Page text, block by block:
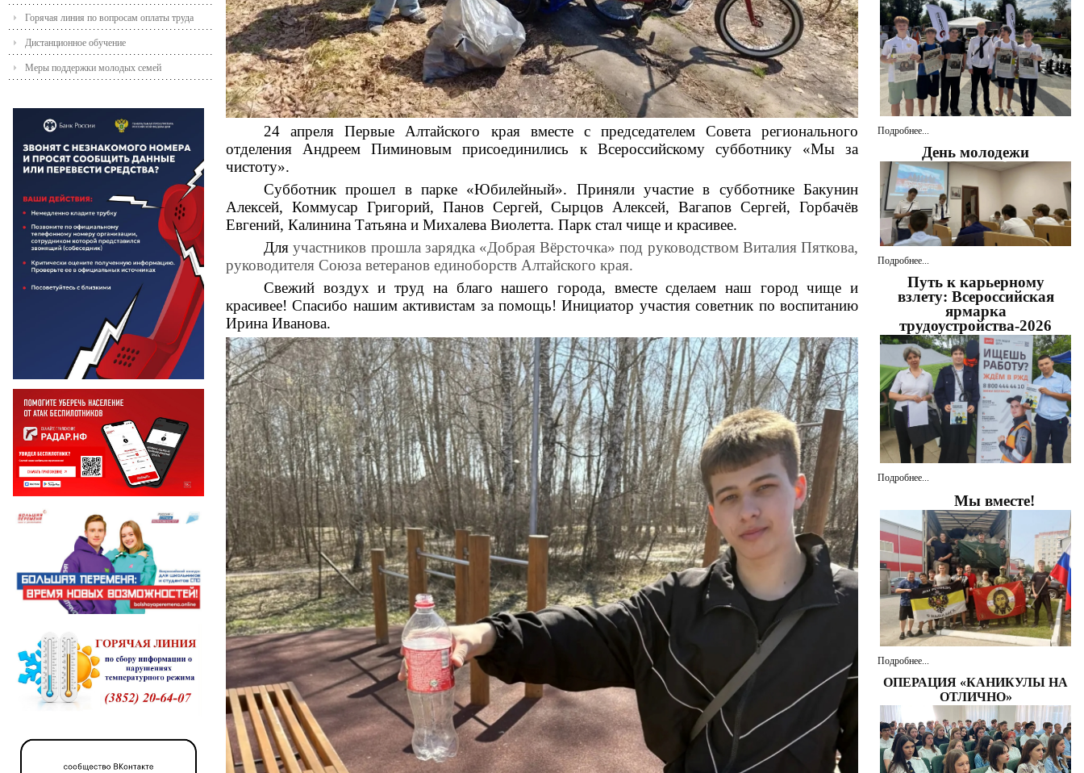
Горячая линия по вопросам оплаты труда
Дистанционное обучение
Меры поддержки молодых семей
24 апреля Первые Алтайского края вместе с председателем Совета регионального
отделения Андреем Пиминовым присоединились к Всероссийскому субботнику «Мы за
чистоту».
Субботник прошел в парке «Юбилейный». Приняли участие в субботнике Бакунин
Алексей, Коммусар Григорий, Панов Сергей, Сырцов Алексей, Вагапов Сергей, Горбачёв
Евгений, Калинина Татьяна и Михалева Виолетта. Парк стал чище и красивее.
Дляучастников прошла зарядка «Добрая Вёрсточка» под руководством Виталия Пяткова,
руководителя Союза ветеранов единоборств Алтайского края.
Свежий воздух и труд на благо нашего города, вместе сделаем наш город чище и
красивее! Спасибо нашим активистам за помощь! Инициатор участия советник по воспитанию
Ирина Иванова.
Подробнее...
День молодежи
Подробнее...
Путь к карьерному
взлету: Всероссийская
ярмарка
трудоустройства-2026
Подробнее...
Мы вместе!
Подробнее...
ОПЕРАЦИЯ «КАНИКУЛЫ НА
ОТЛИЧНО»